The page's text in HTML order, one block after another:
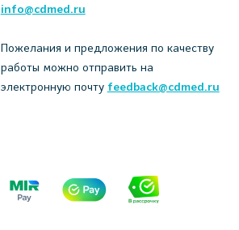
info@cdmed.ru
Пожелания и предложения по качеству
работы можно отправить на
электронную почту feedback@cdmed.ru